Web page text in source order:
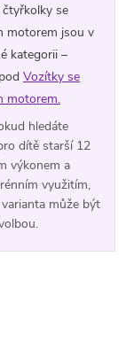
čtyřkolky se
motorem jsou v
kategorii –
Vozítky se
motorem.
hledáte
dítě starší 12
výkonem a
využitím,
může být